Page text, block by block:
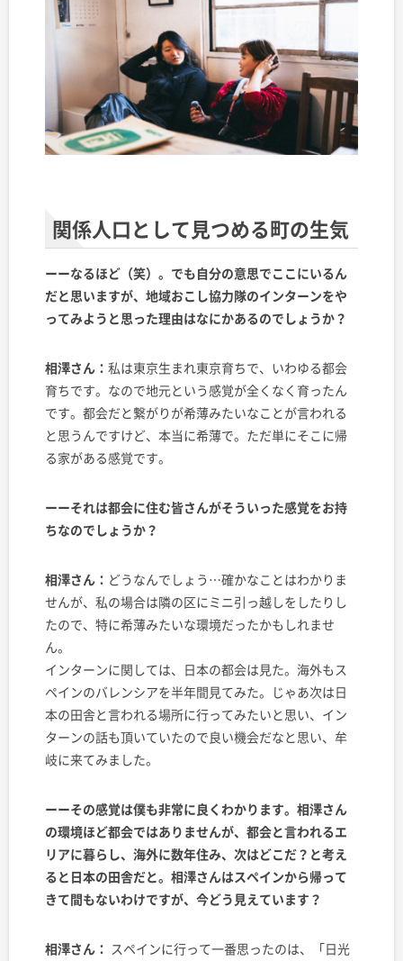
関係人口として見つめる町の生気
ーーなるほど（笑）。でも自分の意思でここにいるん
だと思いますが、地域おこし協力隊のインターンをや
ってみようと思った理由はなにかあるのでしょうか？
相澤さん： 私は東京生まれ東京育ちで、いわゆる都会
育ちです。なので地元という感覚が全くなく育ったん
です。都会だと繋がりが希薄みたいなことが言われる
と思うんですけど、本当に希薄で。ただ単にそこに帰
る家がある感覚です。
ーーそれは都会に住む皆さんがそういった感覚をお持
ちなのでしょうか？
相澤さん： どうなんでしょう…確かなことはわかりま
せんが、私の場合は隣の区にミニ引っ越しをしたりし
たので、特に希薄みたいな環境だったかもしれませ
ん。
インターンに関しては、日本の都会は見た。海外もス
ペインのバレンシアを半年間見てみた。じゃあ次は日
本の田舎と言われる場所に行ってみたいと思い、イン
ターンの話も頂いていたので良い機会だなと思い、牟
岐に来てみました。
ーーその感覚は僕も非常に良くわかります。相澤さん
の環境ほど都会ではありませんが、都会と言われるエ
リアに暮らし、海外に数年住み、次はどこだ？と考え
ると日本の田舎だと。相澤さんはスペインから帰って
きて間もないわけですが、今どう見えています？
相澤さん： スペインに行って一番思ったのは、「日光